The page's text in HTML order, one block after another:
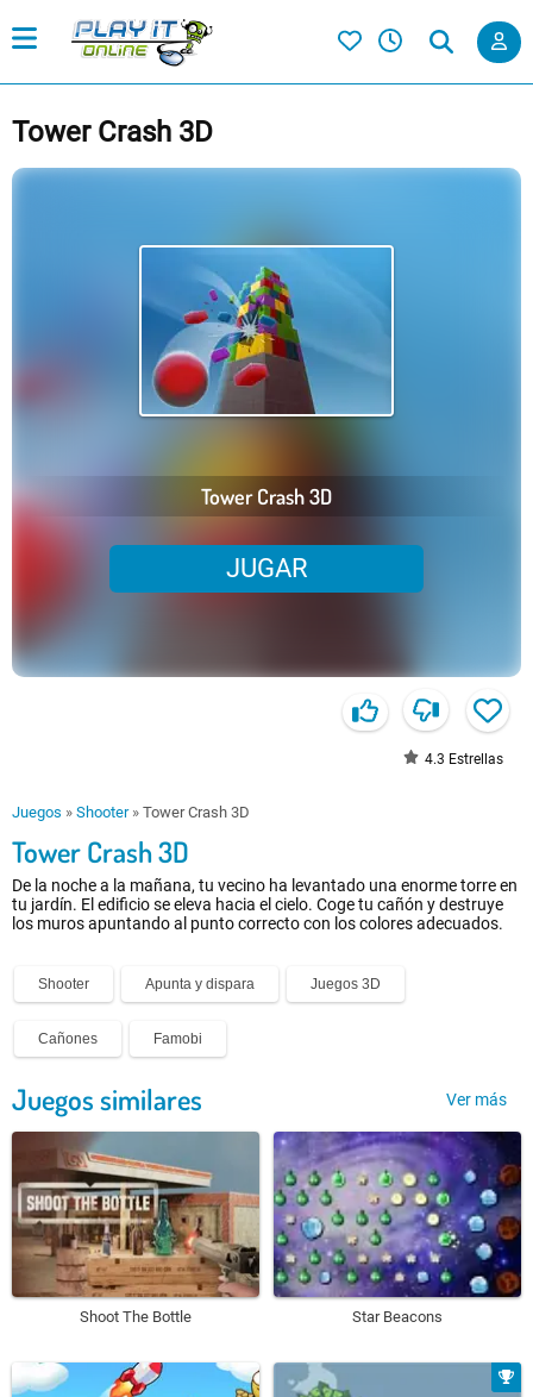
Tower Crash 3D
Tower Crash 3D
JUGAR
4.3 Estrellas
Juegos » Shooter» Tower Crash 3D
Tower Crash 3D
De la noche a la mañana, tu vecino ha levantado una enorme torre en
tu jardín. El edificio se eleva hacia el cielo. Coge tu cañón y destruye
los muros apuntando al punto correcto con los colores adecuados.
Shooter Apunta y dispara Juegos 3D
Cañones Famobi
Juegos similares Ver más
Shoot The Bottle Star Beacons